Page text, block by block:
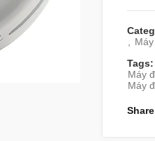
,
Tags:
Máy
Máy
Share